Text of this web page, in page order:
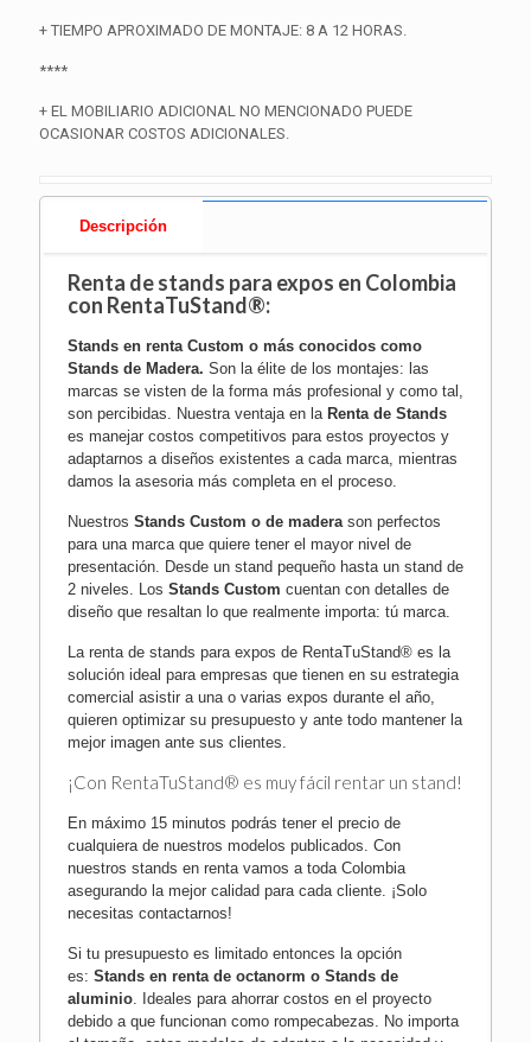
+ TIEMPO APROXIMADO DE MONTAJE: 8 A 12 HORAS.
****
+ EL MOBILIARIO ADICIONAL NO MENCIONADO PUEDE
OCASIONAR COSTOS ADICIONALES.
Descripción
Renta de stands para expos en Colombia
con RentaTuStand®:
Stands en renta Custom o más conocidos como
Stands de Madera. Son la élite de los montajes: las
marcas se visten de la forma más profesional y como tal,
son percibidas. Nuestra ventaja en la Renta de Stands
es manejar costos competitivos para estos proyectos y
adaptarnos a diseños existentes a cada marca, mientras
damos la asesoria más completa en el proceso.
Nuestros Stands Custom o de maderason perfectos
para una marca que quiere tener el mayor nivel de
presentación. Desde un stand pequeño hasta un stand de
2 niveles. Los Stands Custom cuentan con detalles de
diseño que resaltan lo que realmente importa: tú marca.
La renta de stands para expos de RentaTuStand® es la
solución ideal para empresas que tienen en su estrategia
comercial asistir a una o varias expos durante el año,
quieren optimizar su presupuesto y ante todo mantener la
mejor imagen ante sus clientes.
¡Con RentaTuStand® es muy fácil rentar un stand!
En máximo 15 minutos podrás tener el precio de
cualquiera de nuestros modelos publicados. Con
nuestros stands en renta vamos a toda Colombia
asegurando la mejor calidad para cada cliente. ¡Solo
necesitas contactarnos!
Si tu presupuesto es limitado entonces la opción
es: Stands en renta de octanorm o Stands de
aluminio. Ideales para ahorrar costos en el proyecto
debido a que funcionan como rompecabezas. No importa